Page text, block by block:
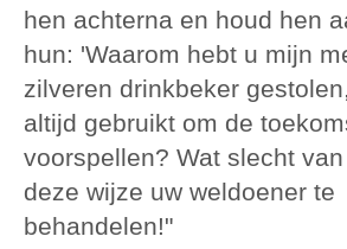
hen achterna en houd hen
hun: 'Waarom hebt u mijn
zilveren drinkbeker
altijd gebruikt om de
voorspellen? Wat slecht
deze wijze uw weldoener te
behandelen!"